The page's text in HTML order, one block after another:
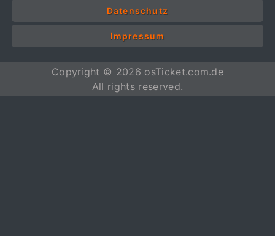
Datenschutz
Impressum
Copyright © 2026 osTicket.com.de
All rights reserved.